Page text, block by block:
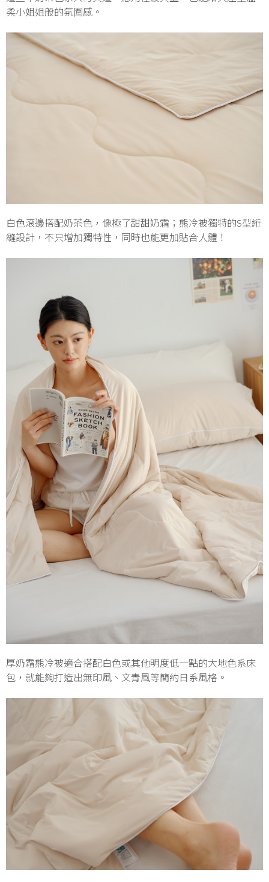
柔小姐姐般的氛圍感。
白色滾邊搭配奶茶色，像極了甜甜奶霜；熊冷被獨特的S型絎
縫設計，不只增加獨特性，同時也能更加貼合人體！
厚奶霜熊冷被適合搭配白色或其他明度低一點的大地色系床
包，就能夠打造出無印風、文青風等簡約日系風格。